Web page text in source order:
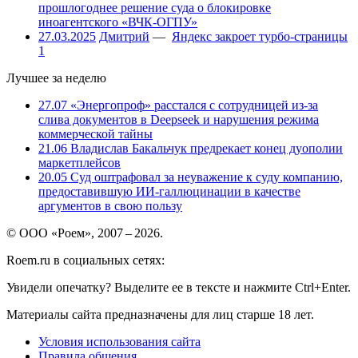
прошлогоднее решение суда о блокировке
иноагентского «ВЧК-ОГПУ»
27.03.2025 Дмитрий — Яндекс закроет турбо-страницы
1
Лучшее за неделю
27.07 «Энергопроф» расстался с сотрудницей из-за
слива документов в Deepseek и нарушения режима
коммерческой тайны
21.06 Владислав Бакальчук предрекает конец дуополии
маркетплейсов
20.05 Суд оштрафовал за неуважение к суду компанию,
предоставившую ИИ-галлюцинации в качестве
аргументов в свою пользу
© ООО «Роем», 2007 – 2026.
Roem.ru в социальных сетях:
Увидели опечатку? Выделите ее в тексте и нажмите Ctrl+Enter.
Материалы сайта предназначены для лиц старше 18 лет.
Условия использования сайта